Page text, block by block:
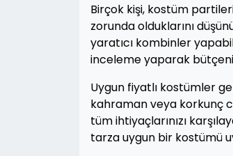
Birçok kişi, kostüm
zorunda olduklarını
yaratıcı kombinler
inceleme yaparak
Uygun fiyatlı kostümler
kahraman veya korkunç
tüm ihtiyaçlarınızı
tarza uygun bir kostümü